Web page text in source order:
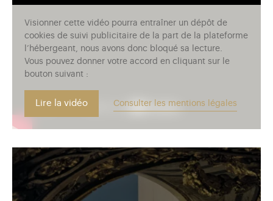
Visionner cette vidéo pourra entraîner un dépôt de
cookies de suivi publicitaire de la part de la plateforme
l’hébergeant, nous avons donc bloqué sa lecture.
Vous pouvez donner votre accord en cliquant sur le
bouton suivant :
Lire la vidéo Consulter les mentions légales